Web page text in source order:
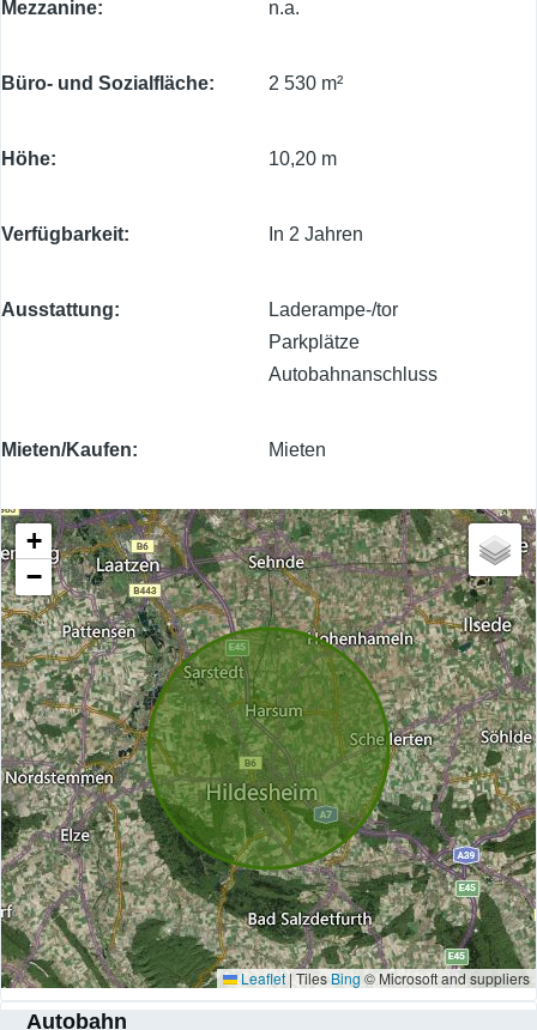
Mezzanine n.a.
Büro- und Sozialfläche 2 530 m²
Höhe 10,20 m
Verfügbarkeit In 2 Jahren
Ausstattung
Laderampe-/tor
Parkplätze
Autobahnanschluss
Mieten/Kaufen Mieten
+
−
Leaflet | TilesBing © Microsoft and suppliers
Autobahn